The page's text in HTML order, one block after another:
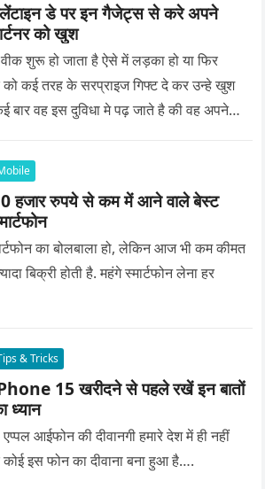
डे पर इन गैजेट्स से करे अपने
को खुश
शुरू हो जाता है ऐसे में लड़का हो या फिर
को कई तरह के सरप्राइज गिफ्ट दे कर उन्हे खुश
बार वह इस दुविधा मे पढ़ जाते है की वह अपने
हजार रुपये से कम में आने वाले बेस्ट
का बोलबाला हो, लेकिन आज भी कम कीमत
बिक्री होती है. महंगे स्मार्टफोन लेना हर
& Tricks
15 खरीदने से पहले रखें इन बातों
ध्यान
आईफोन की दीवानगी हमारे देश में ही नहीं
कोई इस फोन का दीवाना बना हुआ है….